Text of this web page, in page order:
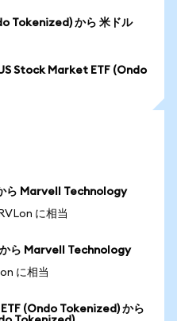
Tokenized) から 米ドル
Stock Market ETF (Ondo
ら Marvell Technology
に相当
ら Marvell Technology
に相当
(Ondo Tokenized) から